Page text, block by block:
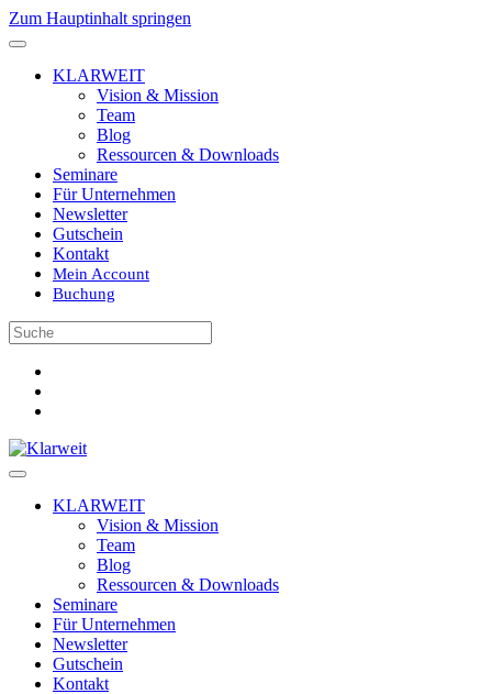
Zum Hauptinhalt springen
KLARWEIT
Vision & Mission
Team
Blog
Ressourcen & Downloads
Seminare
Für Unternehmen
Newsletter
Gutschein
Kontakt
Mein Account
Buchung
KLARWEIT
Vision & Mission
Team
Blog
Ressourcen & Downloads
Seminare
Für Unternehmen
Newsletter
Gutschein
Kontakt